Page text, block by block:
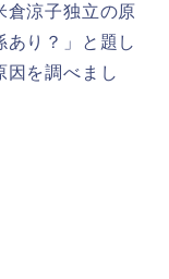
倉涼子独立の原
あり？」と題し
因を調べまし